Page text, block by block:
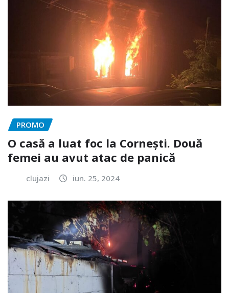
PROMO
O casă a luat foc la Cornești. Două
femei au avut atac de panică
clujazi iun. 25, 2024